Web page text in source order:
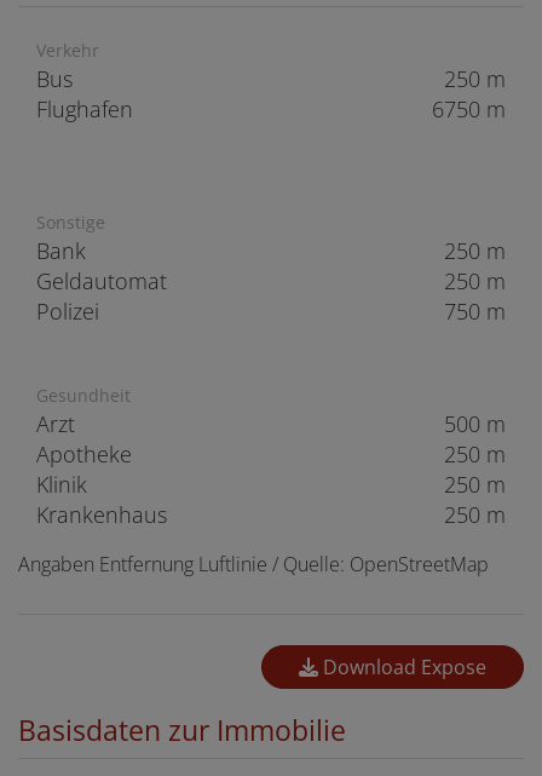
Verkehr
Bus
250 m
Flughafen
6750 m
Sonstige
Bank
250 m
Geldautomat
250 m
Polizei
750 m
Gesundheit
Arzt
500 m
Apotheke
250 m
Klinik
250 m
Krankenhaus
250 m
Angaben Entfernung Luftlinie / Quelle: OpenStreetMap
Download Expose
Basisdaten zur Immobilie